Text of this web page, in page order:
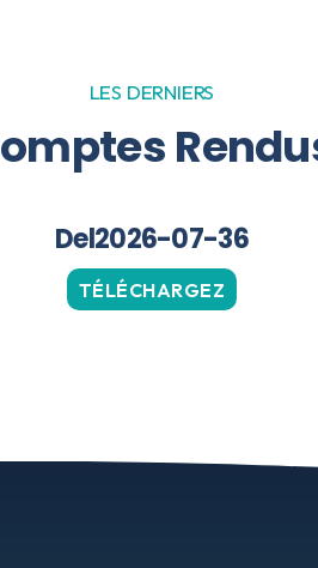
LES DERNIERS
Del2026-07-36
TÉLÉCHARGEZ